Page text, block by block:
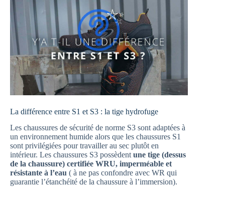
La différence entre S1 et S3 : la tige hydrofuge
Les chaussures de sécurité de norme S3 sont adaptées à
un environnement humide alors que les chaussures S1
sont privilégiées pour travailler au sec plutôt en
intérieur. Les chaussures S3 possèdentune tige (dessus
de la chaussure) certifiée WRU, imperméable et
résistante à l’eau ( à ne pas confondre avec WR qui
guarantie l’étanchéité de la chaussure à l’immersion).